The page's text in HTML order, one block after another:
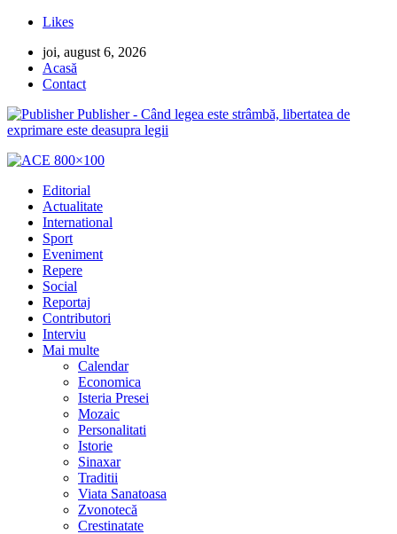
Likes
joi, august 6, 2026
Acasă
Contact
Publisher - Când legea este strâmbă, libertatea de
exprimare este deasupra legii
Editorial
Actualitate
International
Sport
Eveniment
Repere
Social
Reportaj
Contributori
Interviu
Mai multe
Calendar
Economica
Isteria Presei
Mozaic
Personalitati
Istorie
Sinaxar
Traditii
Viata Sanatoasa
Zvonotecă
Crestinatate